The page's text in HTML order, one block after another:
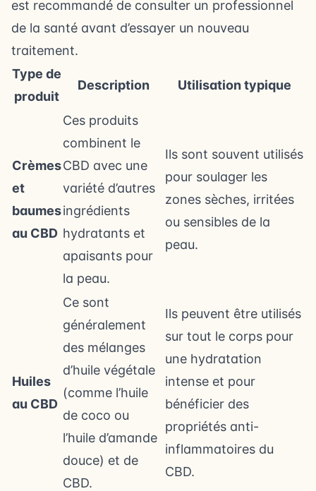
est recommandé de consulter un professionnel
de la santé avant d’essayer un nouveau
traitement.
Type de
produit
Description Utilisation typique
Crèmes
et
baumes
au CBD
Ces produits
combinent le
CBD avec une
variété d’autres
ingrédients
hydratants et
apaisants pour
la peau.
Ils sont souvent utilisés
pour soulager les
zones sèches, irritées
ou sensibles de la
peau.
Huiles
au CBD
Ce sont
généralement
des mélanges
d’huile végétale
(comme l’huile
de coco ou
l’huile d’amande
douce) et de
CBD.
Ils peuvent être utilisés
sur tout le corps pour
une hydratation
intense et pour
bénéficier des
propriétés anti-
inflammatoires du
CBD.